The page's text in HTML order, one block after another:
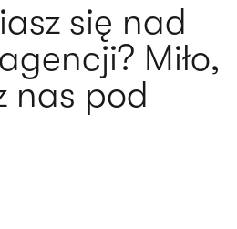
się nad
Miło,
nas pod